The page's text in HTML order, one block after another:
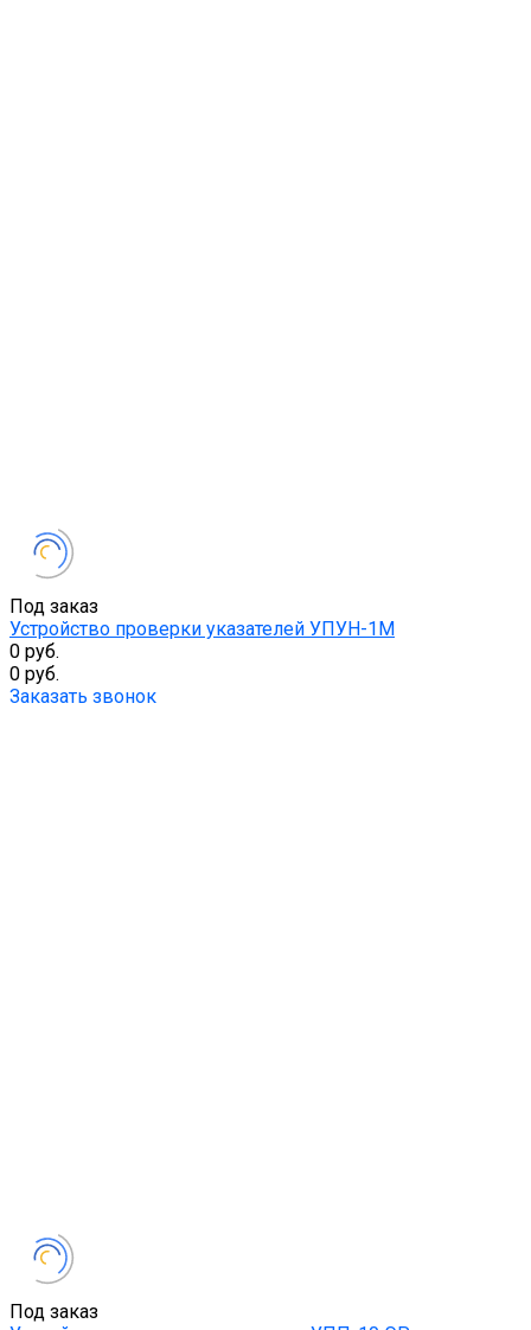
Под заказ
Устройство проверки указателей УПУН-1М
0 руб.
0 руб.
Заказать звонок
Под заказ